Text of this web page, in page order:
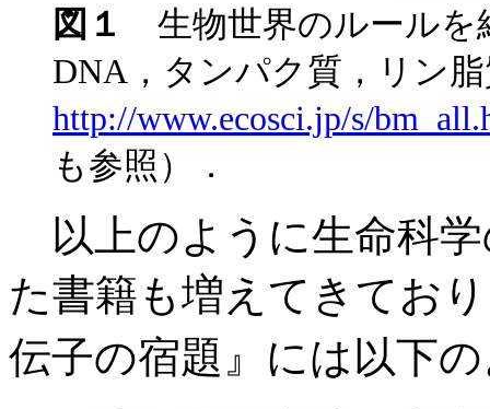
図１
生物世界のルールを
DNA，タンパク質，リン
http://www.ecosci.jp/s/
も参照）．
以上のように生命科
た書籍も増えてきてお
伝子の宿題』には以下